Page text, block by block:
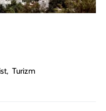
, Turizm